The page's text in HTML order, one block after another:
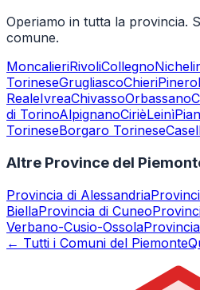
Operiamo in tutta la provincia.
comune.
MoncalieriRivoliCollegno
TorineseGrugliascoChieri
RealeIvreaChivassoOrbassano
di TorinoAlpignanoCirièLeinì
TorineseBorgaro Torinese
Altre Province del
Provincia di Alessandria
BiellaProvincia di Cuneo
Verbano-Cusio-Ossola
← Tutti i Comuni del Piemonte